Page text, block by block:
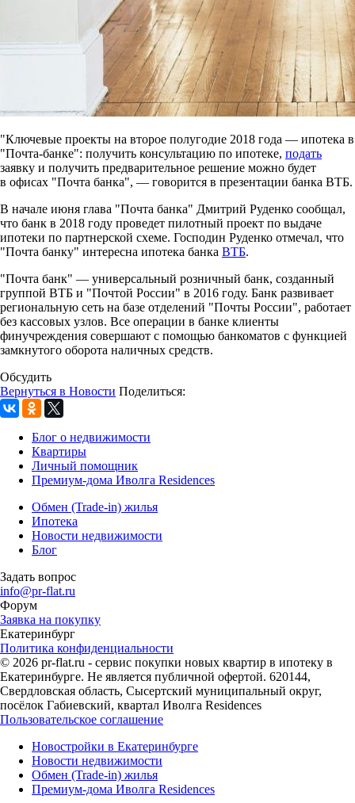
"Ключевые проекты на второе полугодие 2018 года — ипотека в
"Почта-банке": получить консультацию по ипотеке, подать
заявку и получить предварительное решение можно будет
в офисах "Почта банка", — говорится в презентации банка ВТБ.
В начале июня глава "Почта банка" Дмитрий Руденко сообщал,
что банк в 2018 году проведет пилотный проект по выдаче
ипотеки по партнерской схеме. Господин Руденко отмечал, что
"Почта банку" интересна ипотека банка ВТБ.
"Почта банк" — универсальный розничный банк, созданный
группой ВТБ и "Почтой России" в 2016 году. Банк развивает
региональную сеть на базе отделений "Почты России", работает
без кассовых узлов. Все операции в банке клиенты
финучреждения совершают с помощью банкоматов с функцией
замкнутого оборота наличных средств.
Обсудить
Вернуться в Новости Поделиться:
Блог о недвижимости
Квартиры
Личный помощник
Премиум-дома Иволга Residences
Обмен (Trade-in) жилья
Ипотека
Новости недвижимости
Блог
Задать вопрос
info@pr-flat.ru
Форум
Заявка на покупку
Екатеринбург
Политика конфиденциальности
© 2026 pr-flat.ru - сервис покупки новых квартир в ипотеку в
Екатеринбурге. Не является публичной офертой. 620144,
Свердловская область, Сысертский муниципальный округ,
посёлок Габиевский, квартал Иволга Residences
Пользовательское соглашение
Новостройки в Екатеринбурге
Новости недвижимости
Обмен (Trade-in) жилья
Премиум-дома Иволга Residences